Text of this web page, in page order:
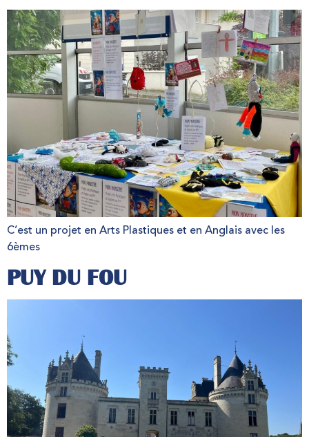
C’est un projet en Arts Plastiques et en Anglais avec les
6èmes
PUY DU FOU